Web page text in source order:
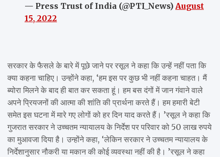
— Press Trust of India (@PTI_News) August
15, 2022
सरकार के फैसले के बारे में पूछे जाने पर रसूल ने कहा कि उन्हें नहीं पता कि
क्या कहना चाहिए। उन्होंने कहा, ‘हम इस पर कुछ भी नहीं कहना चाहत। मैं
ब्योरा मिलने के बाद ही बात कर सकता हूं। हम बस दंगों में जान गंवाने वाले
अपने प्रियजनों की आत्मा की शांति की प्रार्थना करते हैं। हम हमारी बेटी
समेत इस घटना में मारे गए लोगों को हर दिन याद करते हैं। ’रसूल ने कहा कि
गुजरात सरकार ने उच्चतम न्यायालय के निर्देश पर परिवार को 50 लाख रुपये
का मुआवजा दिया है। उन्होंने कहा, ‘लेकिन सरकार ने उच्चतम न्यायालय के
निर्देशानुसार नौकरी या मकान की कोई व्यवस्था नहीं की है। ’रसूल ने कहा